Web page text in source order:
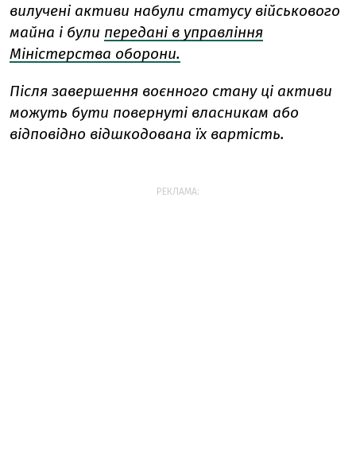
вилучені активи набули статусу військового
майна і були передані в управління
Міністерства оборони.
Після завершення воєнного стану ці активи
можуть бути повернуті власникам або
відповідно відшкодована їх вартість.
РЕКЛАМА: